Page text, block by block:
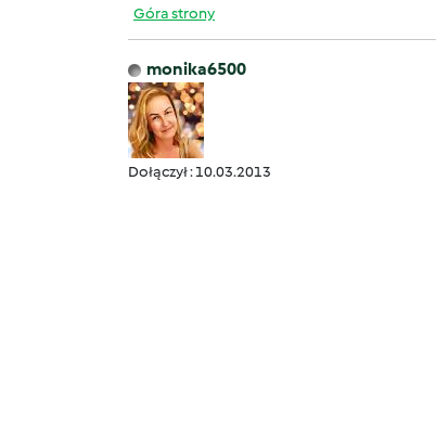
Góra strony
monika6500
Dołączył : 10.03.2013